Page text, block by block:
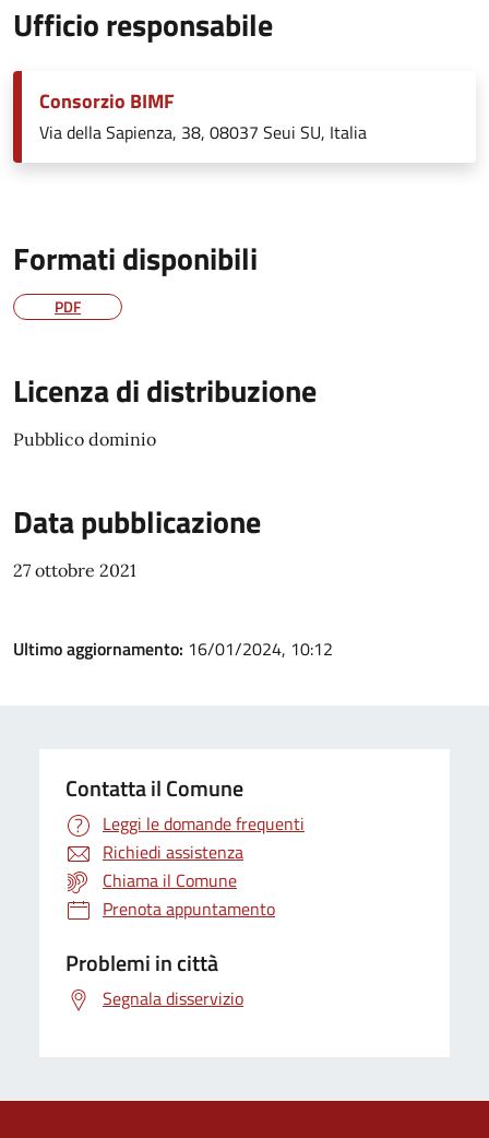
Ufficio responsabile
Consorzio BIMF
Via della Sapienza, 38, 08037 Seui SU, Italia
Formati disponibili
PDF
Licenza di distribuzione
Pubblico dominio
Data pubblicazione
27 ottobre 2021
Ultimo aggiornamento: 16/01/2024, 10:12
Contatta il Comune
Leggi le domande frequenti
Richiedi assistenza
Chiama il Comune
Prenota appuntamento
Problemi in città
Segnala disservizio